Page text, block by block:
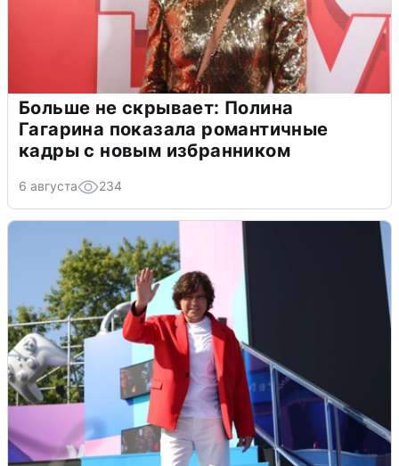
Больше не скрывает: Полина
Гагарина показала романтичные
кадры с новым избранником
6 августа 234